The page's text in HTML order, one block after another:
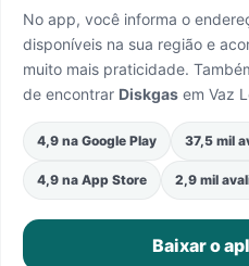
No app, você informa o
disponíveis na sua região e
muito mais praticidade.
de encontrar Diskgas em Vaz
4,9 na Google Play 37,5 mil
4,9 na App Store 2,9 mil
Baixar o